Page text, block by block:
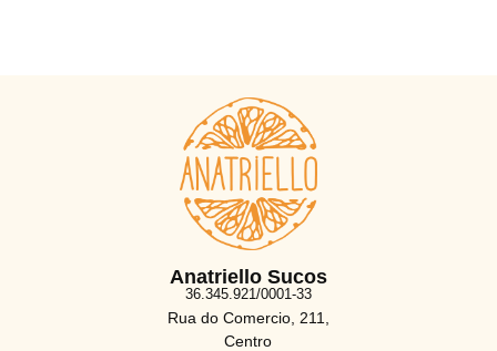
Anatriello Sucos
36.345.921/0001-33
Rua do Comercio, 211,
Centro